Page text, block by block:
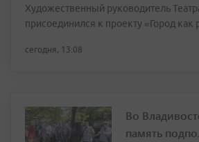
Художественный руководитель
присоединился к проекту «Город как
сегодня, 13:08
Во
память